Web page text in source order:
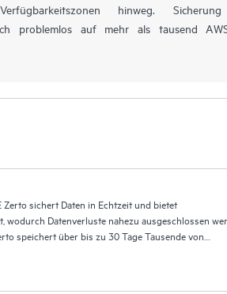
hinweg.
problemlos auf mehr als tausend
sichert Daten in Echtzeit und bietet
Datenverluste nahezu ausgeschlossen
speichert über bis zu 30 Tage Tausende von